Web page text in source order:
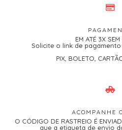
EM ATÉ 3X
Solicite o link de
PIX, BOLETO,
ACOMPANHE
O CÓDIGO DE RASTREIO É
que a etiqueta de envio